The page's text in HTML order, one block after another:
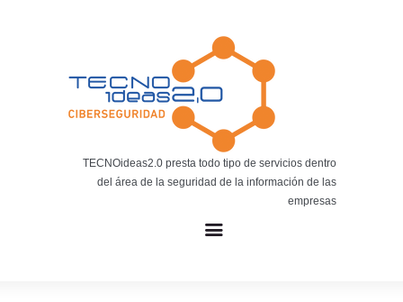
TECNOideas2.0 presta todo tipo de servicios dentro
del área de la seguridad de la información de las
empresas
BLOG TECNOIDEAS
Noticias tecnológicas.